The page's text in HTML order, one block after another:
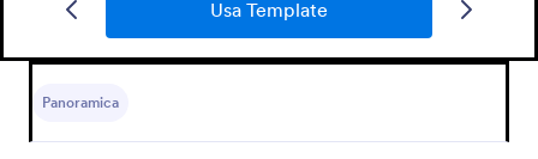
Usa Template
Panoramica